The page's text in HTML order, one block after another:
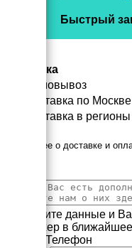
Быстрый
Доставка
Самовывоз
Доставка по
Доставка в
Подробнее о доставке и
Заполните данные и
менеджер в
Телефон